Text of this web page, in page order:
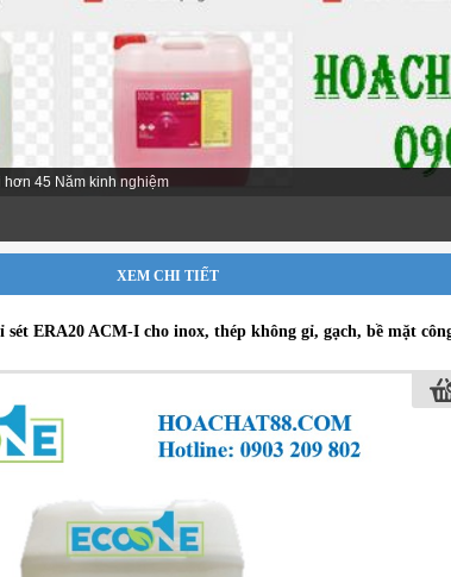
hơn 45 Năm kinh nghiệm
XEM CHI TIẾT
sét ERA20 ACM-I cho inox, thép không gỉ, gạch, bề mặt